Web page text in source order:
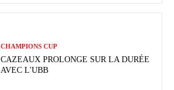
CHAMPIONS CUP
CAZEAUX PROLONGE SUR LA DURÉE
AVEC L'UBB